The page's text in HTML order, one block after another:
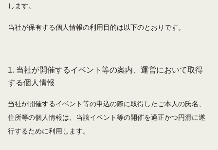
します。
当社が保有する個人情報の利用目的は以下のとおりです。
1. 当社が開催するイベント等の案内、運営において取得
する個人情報
当社が開催するイベント等の申込の際に取得したご本人の氏名、
住所等の個人情報は、当該イベント等の開催を適正かつ円滑に遂
行するために利用します。